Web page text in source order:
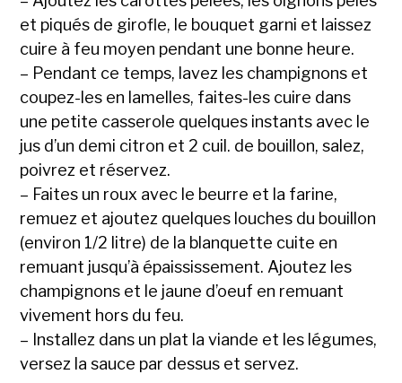
et piqués de girofle, le bouquet garni et laissez
cuire à feu moyen pendant une bonne heure.
– Pendant ce temps, lavez les champignons et
coupez-les en lamelles, faites-les cuire dans
une petite casserole quelques instants avec le
jus d’un demi citron et 2 cuil. de bouillon, salez,
poivrez et réservez.
– Faites un roux avec le beurre et la farine,
remuez et ajoutez quelques louches du bouillon
(environ 1/2 litre) de la blanquette cuite en
remuant jusqu’à épaississement. Ajoutez les
champignons et le jaune d’oeuf en remuant
vivement hors du feu.
– Installez dans un plat la viande et les légumes,
versez la sauce par dessus et servez.